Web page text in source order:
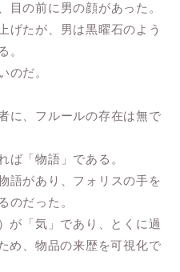
目の前に男の顔があった。
げたが、男は黒曜石のよう
。
のだ。
に、フルールの存在は無で
ば「物語」である。
語があり、フォリスの手を
のだった。
が「気」であり、とくに過
め、物品の来歴を可視化で